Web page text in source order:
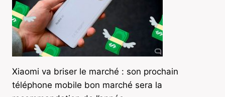
Xiaomi va briser le marché : son prochain
téléphone mobile bon marché sera la